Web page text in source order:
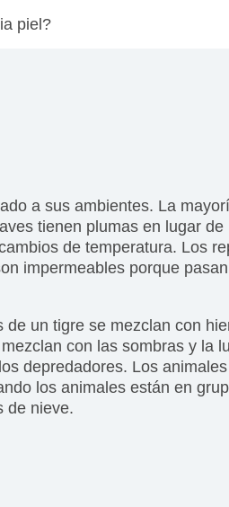
piel?
a sus ambientes. La
tienen plumas en lugar
de temperatura. Los
impermeables porque
un tigre se mezclan con
con las sombras y la
depredadores. Los
los animales están en
de nieve.